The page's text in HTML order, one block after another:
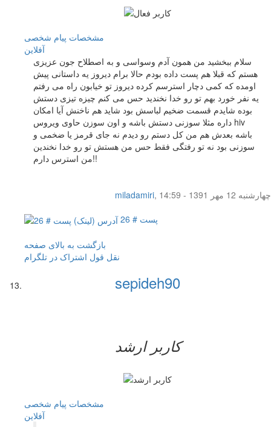
مشخصات پیام شخصی
آفلاين
سلام ببخشید من همون آدم وسواسی و به اصطلاح جون عزیزی
هستم که قبلا هم پست داده بودم حالا برام دیروز یه داستانی پیش
اومده که کمی دچار استرسم کرده دیروز تو خیابون راه می رفتم
یه نفر خورد بهم تو رو خدا نخندید حس می کنم چیزه تیزی دستش
بوده شایدم قسمت ضخیم لباسش بود شاید هم ناخنش آیا امکان
داره مثلا سوزنی دستش باشه و اون سوزن حاوی ویروس hiv
باشه بعدش هم من کل دستم رو دیدم نه جای قرمز یا ضخمی و
سوزنی بود نه تو رفتگی فقط حس من هستش تو رو خدا نخندین
من استرس دارم!!
miladamiri,
چهار‌شنبه 12 مهر 1391 - 14:59
پست # 26
بازگشت به بالای صفحه
نقل قول اشتراک در تلگرام
sepideh90
کاربر ارشد
مشخصات پیام شخصی
آفلاين